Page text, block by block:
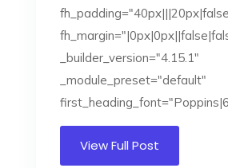
_builder_version="4.15.1"
_module_preset="default"
View Full Post